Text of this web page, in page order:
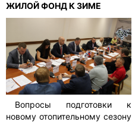
ЖИЛОЙ ФОНД К ЗИМЕ
Вопросы подготовки к
новому отопительному сезону